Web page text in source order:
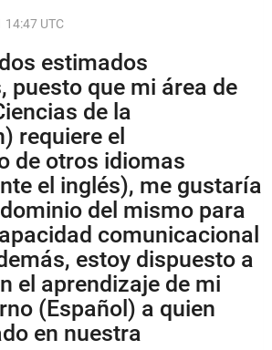
14:47 UTC
estimados
puesto que mi área de
de la
requiere el
de otros idiomas
el inglés), me gustaría
del mismo para
comunicacional
estoy dispuesto a
el aprendizaje de mi
(Español) a quien
en nuestra